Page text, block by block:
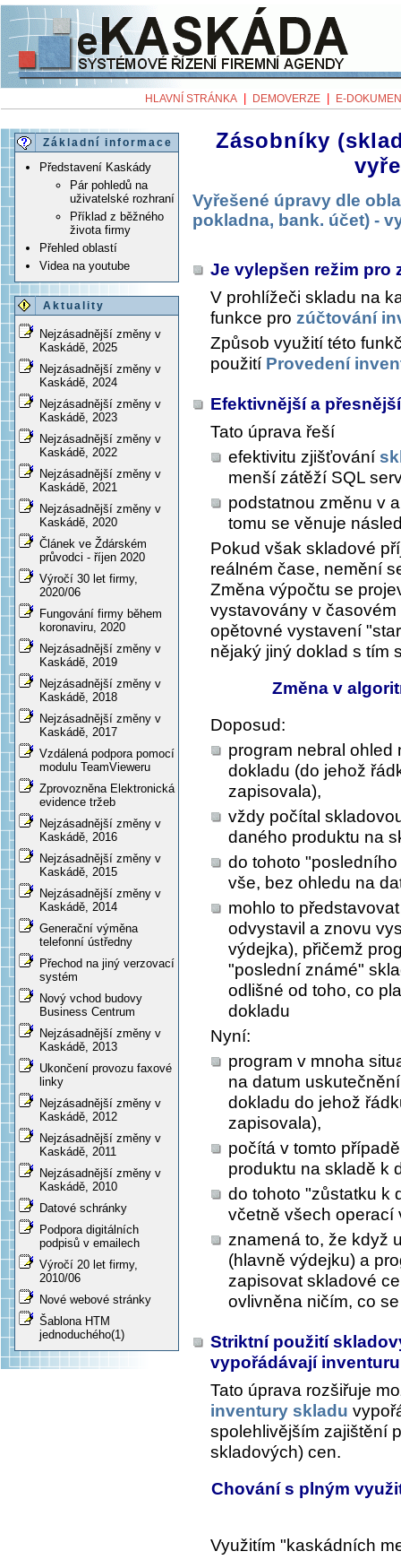
HLAVNÍ STRÁNKA DEMOVERZE E-
Základní informace
Představení Kaskády
Pár pohledů na
uživatelské rozhraní
Příklad z běžného
života firmy
Přehled oblastí
Videa na youtube
Aktuality
Nejzásadnější změny v
Kaskádě, 2025
Nejzásadnější změny v
Kaskádě, 2024
Nejzásadnější změny v
Kaskádě, 2023
Nejzásadnější změny v
Kaskádě, 2022
Nejzásadnější změny v
Kaskádě, 2021
Nejzásadnější změny v
Kaskádě, 2020
Článek ve Ždárském
průvodci - říjen 2020
Výročí 30 let firmy,
2020/06
Fungování firmy během
koronaviru, 2020
Nejzásadnější změny v
Kaskádě, 2019
Nejzásadnější změny v
Kaskádě, 2018
Nejzásadnější změny v
Kaskádě, 2017
Vzdálená podpora pomocí
modulu TeamVieweru
Zprovozněna Elektronická
evidence tržeb
Nejzásadnější změny v
Kaskádě, 2016
Nejzásadnější změny v
Kaskádě, 2015
Nejzásadnější změny v
Kaskádě, 2014
Generační výměna
telefonní ústředny
Přechod na jiný verzovací
systém
Nový vchod budovy
Business Centrum
Nejzásadnější změny v
Kaskádě, 2013
Ukončení provozu faxové
linky
Nejzásadnější změny v
Kaskádě, 2012
Nejzásadnější změny v
Kaskádě, 2011
Nejzásadnější změny v
Kaskádě, 2010
Datové schránky
Podpora digitálních
podpisů v emailech
Výročí 20 let firmy,
2010/06
Nové webové stránky
Šablona HTM
jednoduchého(1)
Zásobníky
Vyřešené úpravy dle
pokladna, bank. účet) -
Je vylepšen režim
V prohlížeči skladu na
funkce pro zúčtování
Způsob využití této
použití Provedení
Efektivnější a
Tato úprava řeší
efektivitu zjišťování
menší zátěží SQL
podstatnou změnu v
tomu se věnuje
Pokud však skladové
reálném čase, nemění
Změna výpočtu se
vystavovány v
opětovné vystavení
nějaký jiný doklad s tím
Změna v
Doposud:
program nebral ohled
dokladu (do jehož
zapisovala),
vždy počítal
daného produktu na
do tohoto
vše, bez ohledu na
mohlo to
odvystavil a znovu
výdejka), přičemž
"poslední známé"
odlišné od toho, co
dokladu
Nyní:
program v mnoha
na datum
dokladu do jehož
zapisovala),
počítá v tomto
produktu na skladě k
do tohoto "zůstatku k
včetně všech operací
znamená to, že když
(hlavně výdejku) a
zapisovat skladové
ovlivněna ničím, co
Striktní použití
vypořádávají
Tato úprava rozšiřuje
inventury skladu
spolehlivějším zajištění
skladových) cen.
Chování s plným
Využitím "kaskádních